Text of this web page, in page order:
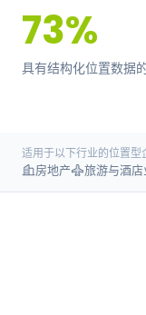
73%
具有结构化位置数据
适用于以下行业的位置型
房地产 旅游与酒店